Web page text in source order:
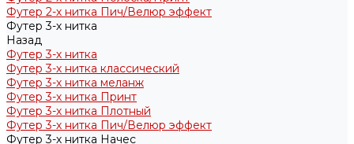
Футер 2-х нитка Пич/Велюр эффект
Футер 3-х нитка
Назад
Футер 3-х нитка
Футер 3-х нитка классический
Футер 3-х нитка меланж
Футер 3-х нитка Принт
Футер 3-х нитка Плотный
Футер 3-х нитка Пич/Велюр эффект
Футер 3-х нитка Начес